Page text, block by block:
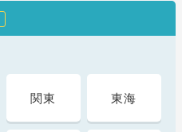
関東 東海